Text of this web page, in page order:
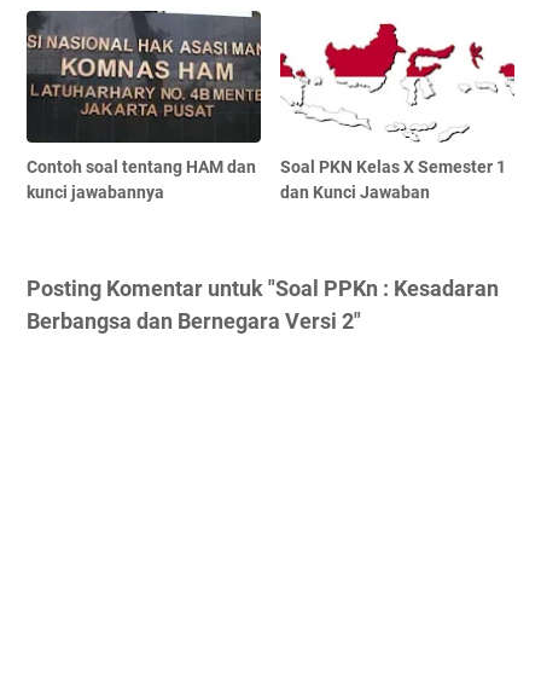
Contoh soal tentang HAM dan
kunci jawabannya
Soal PKN Kelas X Semester 1
dan Kunci Jawaban
Posting Komentar untuk "Soal PPKn : Kesadaran
Berbangsa dan Bernegara Versi 2"